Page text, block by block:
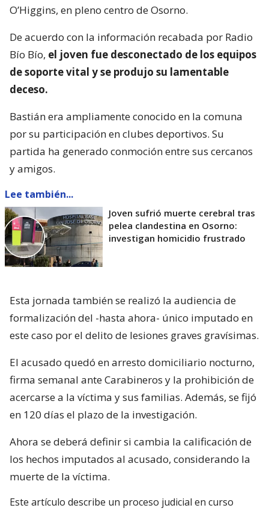
O’Higgins, en pleno centro de Osorno.
De acuerdo con la información recabada por Radio
Bío Bío, el joven fue desconectado de los equipos
de soporte vital y se produjo su lamentable
deceso.
Bastián era ampliamente conocido en la comuna
por su participación en clubes deportivos. Su
partida ha generado conmoción entre sus cercanos
y amigos.
Lee también...
Joven sufrió muerte cerebral tras
pelea clandestina en Osorno:
investigan homicidio frustrado
Esta jornada también se realizó la audiencia de
formalización del -hasta ahora- único imputado en
este caso por el delito de lesiones graves gravísimas.
El acusado quedó en arresto domiciliario nocturno,
firma semanal ante Carabineros y la prohibición de
acercarse a la víctima y sus familias. Además, se fijó
en 120 días el plazo de la investigación.
Ahora se deberá definir si cambia la calificación de
los hechos imputados al acusado, considerando la
muerte de la víctima.
Este artículo describe un proceso judicial en curso